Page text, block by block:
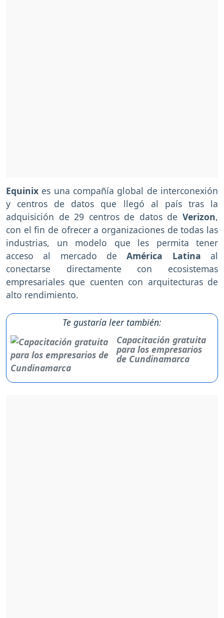
Equinix es una compañía global de interconexión
y centros de datos que llegó al país tras la
adquisición de 29 centros de datos de Verizon,
con el fin de ofrecer a organizaciones de todas las
industrias, un modelo que les permita tener
acceso al mercado deAmérica Latina al
conectarse directamente con ecosistemas
empresariales que cuenten con arquitecturas de
alto rendimiento.
Te gustaría leer también:
Capacitación gratuita
para los empresarios
de Cundinamarca